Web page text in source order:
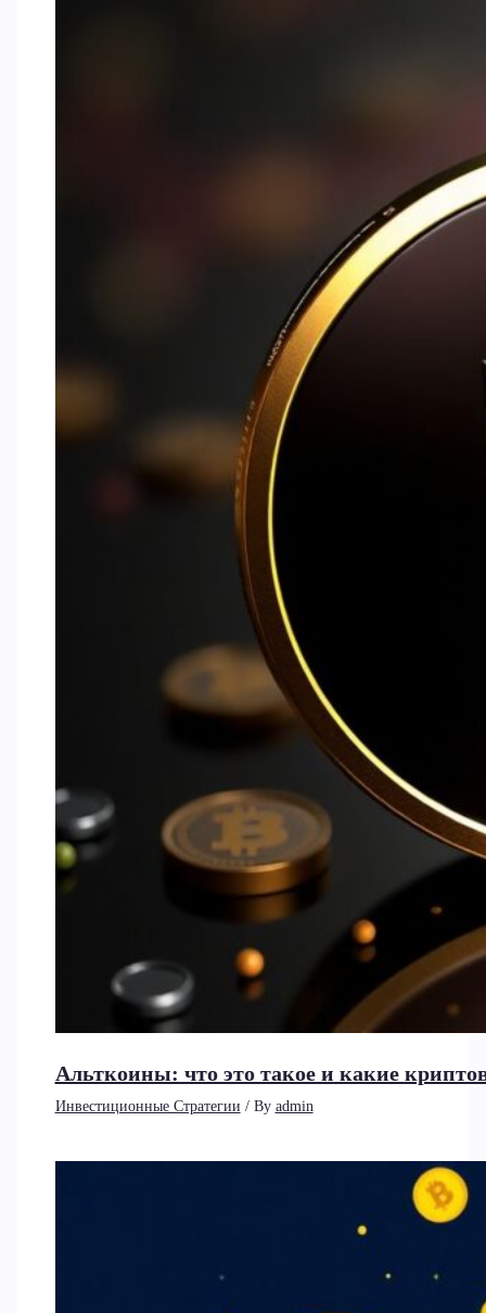
Альткоины: что это такое и какие
Инвестиционные Стратегии / By admin